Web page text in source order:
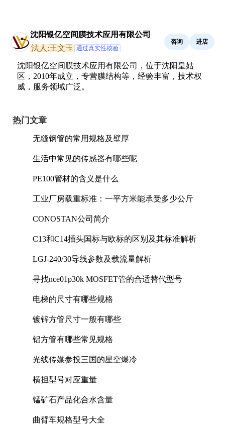
沈阳银亿空间膜技术应用有限公司
法人:王文玉 通过真实性核验
咨询 进店
沈阳银亿空间膜技术应用有限公司，位于沈阳皇姑
区，2010年成立，专营膜结构等，经验丰富，技术权
威，服务领域广泛。
热门文章
无缝钢管的常用规格及壁厚
生活中常见的传感器有哪些呢
PE100管材的含义是什么
工业厂房载重标准：一平方米能承受多少公斤
CONOSTAN公司简介
C13和C14插头国标与欧标的区别及其标准解析
LGJ-240/30导线参数及载流量解析
寻找nce01p30k MOSFET管的合适替代型号
电梯的尺寸有哪些规格
镀锌方管尺寸一般有哪些
铝方管有哪些常见规格
光线传媒参投三国的星空爆冷
横担型号对应重量
锰矿石产品化合水含量
曲臂车规格型号大全